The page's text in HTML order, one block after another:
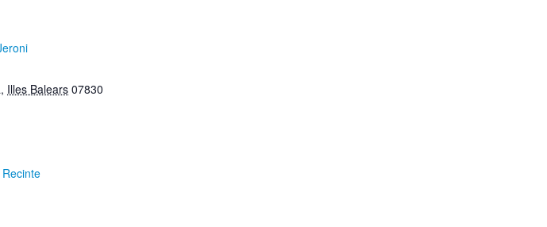
, Illes Balears 07830